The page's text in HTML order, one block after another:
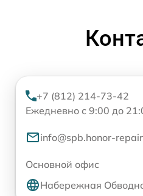
+7 (812) 214-73-42
Ежедневно с 9:00 до
info@spb.honor-
Основной офис
Набережная